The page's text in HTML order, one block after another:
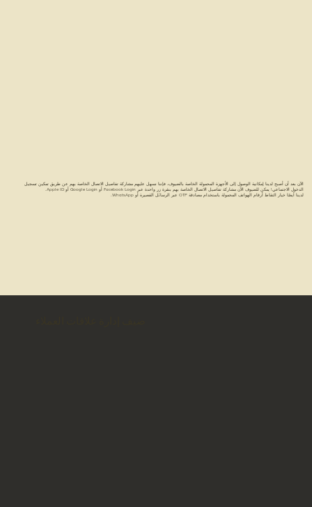
الآن بعد أن أصبح لدينا إمكانية الوصول إلى الأجهزة المحمولة الخاصة بالضيوف، فإننا نسهل عليهم مشاركة تفاصيل الاتصال الخاصة بهم عن طريق تمكين تسجيل
الدخول الاجتماعي! يمكن للضيوف الآن مشاركة تفاصيل الاتصال الخاصة بهم بنقرة زر واحدة عبر Facebook Login أو Google Login أو Apple ID.
لدينا أيضًا خيار التقاط أرقام الهواتف المحمولة باستخدام مصادقة OTP عبر الرسائل القصيرة أو WhatsApp.